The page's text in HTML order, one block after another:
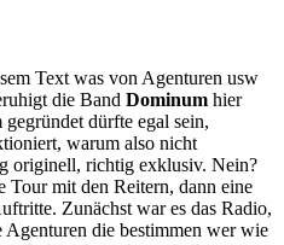
Text was von Agenturen usw
die Band Dominum hier
dürfte egal sein,
warum also nicht
originell, richtig exklusiv. Nein?
Tour mit den Reitern, dann eine
Zunächst war es das Radio,
die bestimmen wer wie